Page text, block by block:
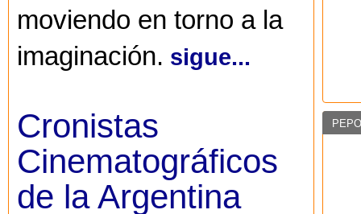
moviendo en torno a la
imaginación. sigue...
Cronistas
Cinematográficos
de la Argentina